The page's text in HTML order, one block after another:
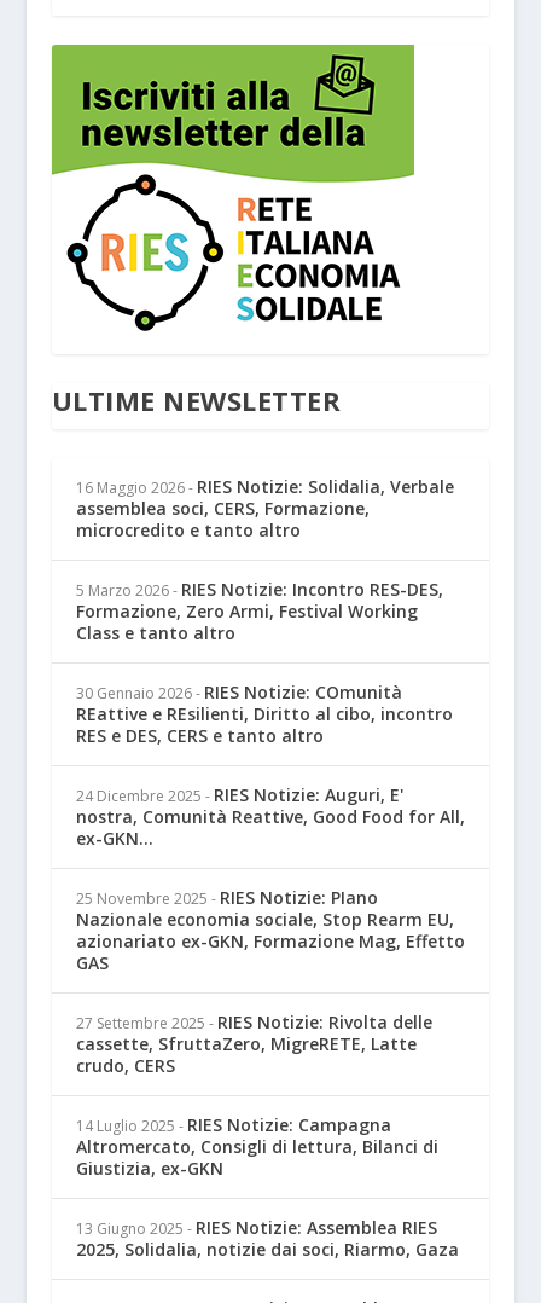
ULTIME NEWSLETTER
16 Maggio 2026 - RIES Notizie: Solidalia, Verbale
assemblea soci, CERS, Formazione,
microcredito e tanto altro
5 Marzo 2026 - RIES Notizie: Incontro RES-DES,
Formazione, Zero Armi, Festival Working
Class e tanto altro
30 Gennaio 2026 - RIES Notizie: COmunità
REattive e REsilienti, Diritto al cibo, incontro
RES e DES, CERS e tanto altro
24 Dicembre 2025 - RIES Notizie: Auguri, E'
nostra, Comunità Reattive, Good Food for All,
ex-GKN...
25 Novembre 2025 - RIES Notizie: PIano
Nazionale economia sociale, Stop Rearm EU,
azionariato ex-GKN, Formazione Mag, Effetto
GAS
27 Settembre 2025 - RIES Notizie: Rivolta delle
cassette, SfruttaZero, MigreRETE, Latte
crudo, CERS
14 Luglio 2025 - RIES Notizie: Campagna
Altromercato, Consigli di lettura, Bilanci di
Giustizia, ex-GKN
13 Giugno 2025 - RIES Notizie: Assemblea RIES
2025, Solidalia, notizie dai soci, Riarmo, Gaza